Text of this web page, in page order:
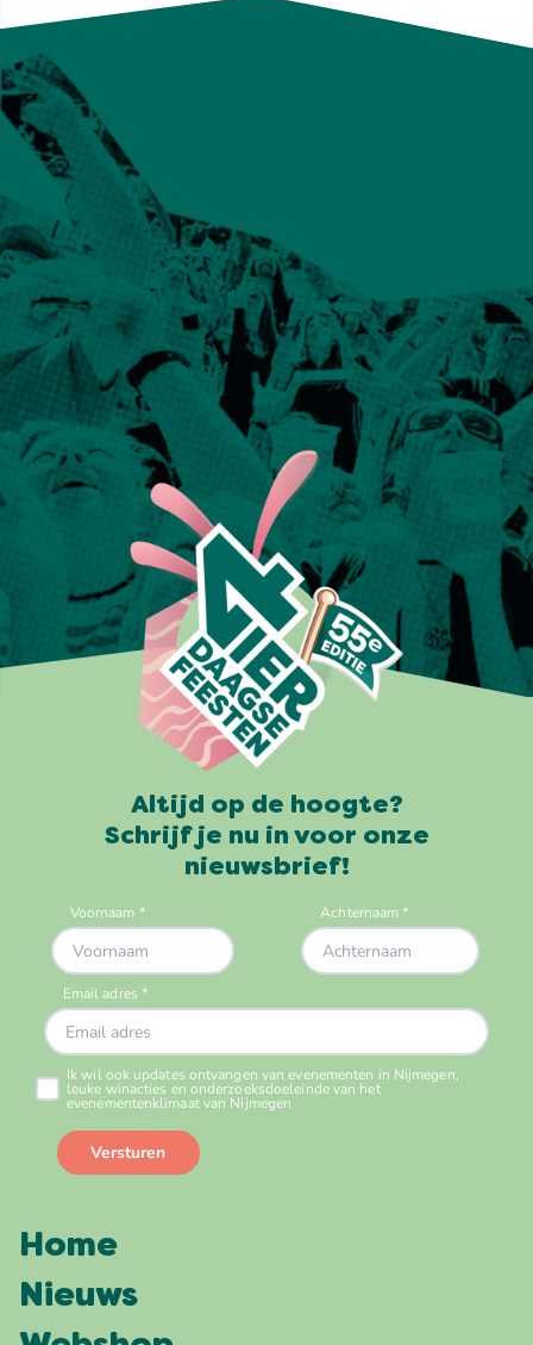
Altijd op de hoogte?
Schrijf je nu in voor onze
nieuwsbrief!
Home
Nieuws